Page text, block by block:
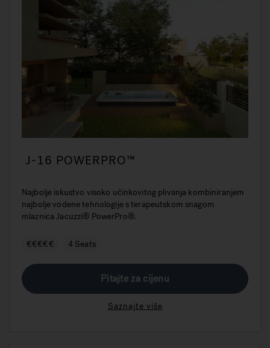
J-16 POWERPRO™
Najbolje iskustvo visoko učinkovitog plivanja kombiniranjem
najbolje vodene tehnologije s terapeutskom snagom
mlaznica Jacuzzi® PowerPro®.
€€€€€ 4 Seats
Pitajte za cijenu
Saznajte više